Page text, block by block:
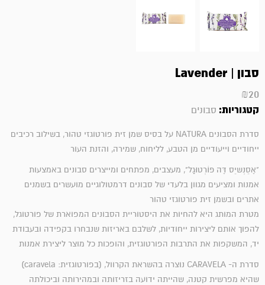
סבון | Lavender
₪20
קטגוריות: סבונים
סדרת הסבונים NATURA על בסיס שמן זית פורטוגזי טהור, בשילוב רכיבים
ייחודיים וייעודיים מן הטבע, לליחוח, שמירה, והזנת העור
"אֶסֵנְשיֵס דֶּה פּוֹרְטוּגָל", מעצבים, מפתחים ומייצרים סבונים באמצעות
אמנות ומציעים מגוון בלעדי של סבונים דרמטולוגיים מועשרים בשמנים
אתרים ובשמן זית פורטוגזי טהור
מטרת המותג היא להחיות את היסטוריית הסבונים המפוארת של פורטוגל,
להפוך אותם ליצירות ייחודיות, לשלבם באריזות שנבחרו בקפידה ובעבודת
יד, המשקפות את התרבות הפורטוגזית, והופכות כל מוצר ליצירת אמנות
סדרת ה- CARAVELA נוצרה בהשראת הקרוול, (בפורטוגזית: caravela)
שהיא מפרשית קטנה, שהייתה ידועה בזריזותה ובמהירותה וביכולתה